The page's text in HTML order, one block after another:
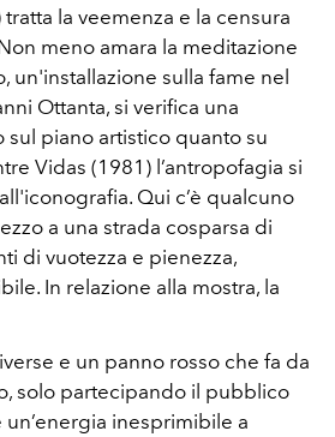
la veemenza e la censura
meno amara la meditazione
un'installazione sulla fame nel
Ottanta, si verifica una
piano artistico quanto su
Vidas (1981) l’antropofagia si
Qui c’è qualcuno
a una strada cosparsa di
di vuotezza e pienezza,
In relazione alla mostra, la
e un panno rosso che fa da
solo partecipando il pubblico
inesprimibile a